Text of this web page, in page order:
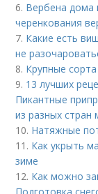
6. Вербена дома
черенкования
7. Какие есть
не
8. Крупные
9. 13 лучших
Пикантные
из разных стран
10. Натяжные
11. Как укрыть
зиме
12. Как можно